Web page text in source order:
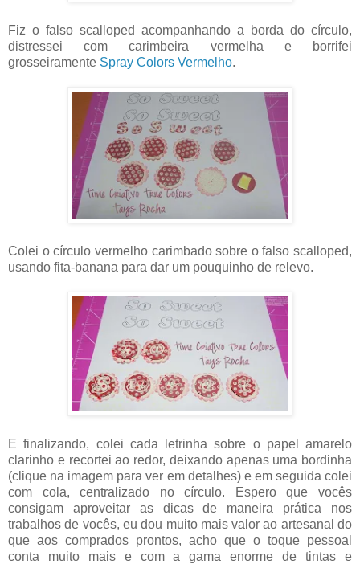
Fiz o falso scalloped acompanhando a borda do círculo,
distressei com carimbeira vermelha e borrifei
grosseiramente Spray Colors Vermelho.
Colei o círculo vermelho carimbado sobre o falso scalloped,
usando fita-banana para dar um pouquinho de relevo.
E finalizando, colei cada letrinha sobre o papel amarelo
clarinho e recortei ao redor, deixando apenas uma bordinha
(clique na imagem para ver em detalhes) e em seguida colei
com cola, centralizado no círculo. Espero que vocês
consigam aproveitar as dicas de maneira prática nos
trabalhos de vocês, eu dou muito mais valor ao artesanal do
que aos comprados prontos, acho que o toque pessoal
conta muito mais e com a gama enorme de tintas e